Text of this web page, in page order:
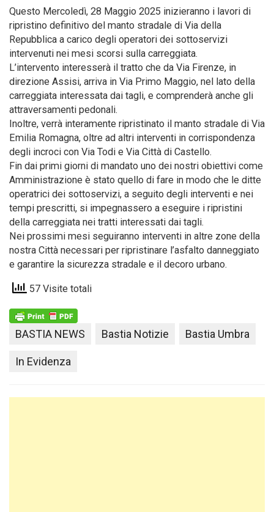
Questo Mercoledì, 28 Maggio 2025 inizieranno i lavori di
ripristino definitivo del manto stradale di Via della
Repubblica a carico degli operatori dei sottoservizi
intervenuti nei mesi scorsi sulla carreggiata.
L’intervento interesserà il tratto che da Via Firenze, in
direzione Assisi, arriva in Via Primo Maggio, nel lato della
carreggiata interessata dai tagli, e comprenderà anche gli
attraversamenti pedonali.
Inoltre, verrà interamente ripristinato il manto stradale di Via
Emilia Romagna, oltre ad altri interventi in corrispondenza
degli incroci con Via Todi e Via Città di Castello.
Fin dai primi giorni di mandato uno dei nostri obiettivi come
Amministrazione è stato quello di fare in modo che le ditte
operatrici dei sottoservizi, a seguito degli interventi e nei
tempi prescritti, si impegnassero a eseguire i ripristini
della carreggiata nei tratti interessati dai tagli.
Nei prossimi mesi seguiranno interventi in altre zone della
nostra Città necessari per ripristinare l’asfalto danneggiato
e garantire la sicurezza stradale e il decoro urbano.
57 Visite totali
BASTIA NEWS Bastia Notizie Bastia Umbra
In Evidenza